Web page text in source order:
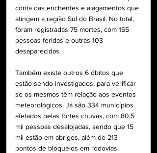
conta das enchentes e alagamentos que
atingem a região Sul do Brasil. No total,
foram registradas 75 mortes, com 155
pessoas feridas e outras 103
desaparecidas.
Também existe outros 6 óbitos que
estão sendo investigados, para verificar
se os mesmos têm relação aos eventos
meteorológicos. Já são 334 municípios
afetados pelas fortes chuvas, com 80,5
mil pessoas desalojadas, sendo que 15
mil estão em abrigos, além de 213
pontos de bloqueios em rodovias